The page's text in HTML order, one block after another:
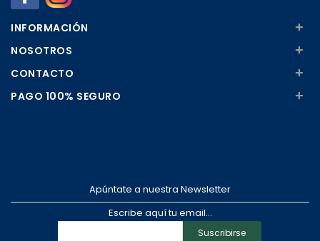
INFORMACIÓN +
NOSOTROS +
CONTACTO +
PAGO 100% SEGURO +
Apúntate a nuestra Newsletter
Escribe aquí tu email...
Suscribirse